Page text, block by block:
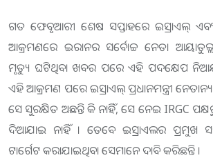
ଗତ ଫେବୃଆରୀ ଶେଷ ସପ୍ତାହରେ ଇସ୍ରାଏଲ୍
ଆକ୍ରମଣରେ ଇରାନର ସର୍ବୋଚ୍ଚ ନେତା
ମୃତ୍ୟୁ ଘଟିଥିବା ଖବର ପରେ ଏହି ପଦକ୍ଷେପ
ଏହି ଆକ୍ରମଣ ପରେ ଇସ୍ରାଏଲ୍ ପ୍ରଧାନମନ୍ତ୍ରୀ
ସେ ସୁରକ୍ଷିତ ଅଛନ୍ତି କି ନାହିଁ, ସେ ନେଇ IRGC
ଦିଆଯାଇ ନାହିଁ । ତେବେ ଇସ୍ରାଏଲର ପ୍ରମୁଖ
ଟାର୍ଗେଟ କରାଯାଇଥିବା ସେମାନେ ଦାବି କରିଛନ୍ତି ।